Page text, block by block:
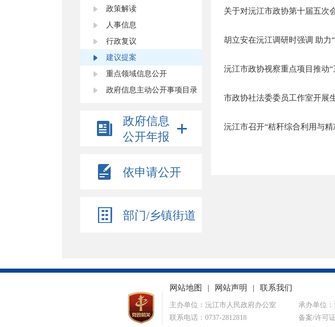
政策解读
人事信息
行政复议
建议提案
重点领域信息公开
政府信息主动公开事项目录
政府信息
公开年报
依申请公开
部门/乡镇街道
关于对沅江市政协第十届五次
胡立安在沅江调研时强调 助力
沅江市政协视察重点项目推动
市政协社法委委员工作室开展
沅江市召开“秸秆综合利用与
网站地图 | 网站声明 | 联系我们
主办单位：沅江市人民政府办公室
联系电话：0737-2812818
承办单位
备案/许可